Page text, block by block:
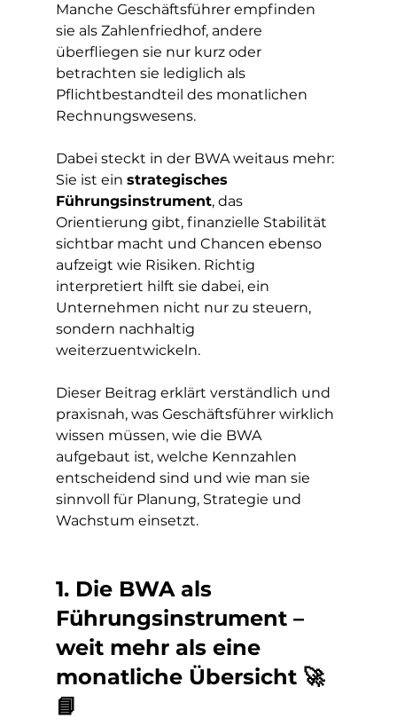
Manche Geschäftsführer empfinden
sie als Zahlenfriedhof, andere
überfliegen sie nur kurz oder
betrachten sie lediglich als
Pflichtbestandteil des monatlichen
Rechnungswesens.
Dabei steckt in der BWA weitaus mehr:
Sie ist ein strategisches
Führungsinstrument, das
Orientierung gibt, finanzielle Stabilität
sichtbar macht und Chancen ebenso
aufzeigt wie Risiken. Richtig
interpretiert hilft sie dabei, ein
Unternehmen nicht nur zu steuern,
sondern nachhaltig
weiterzuentwickeln.
Dieser Beitrag erklärt verständlich und
praxisnah, was Geschäftsführer wirklich
wissen müssen, wie die BWA
aufgebaut ist, welche Kennzahlen
entscheidend sind und wie man sie
sinnvoll für Planung, Strategie und
Wachstum einsetzt.
1. Die BWA als
Führungsinstrument –
weit mehr als eine
monatliche Übersicht 🚀
📘